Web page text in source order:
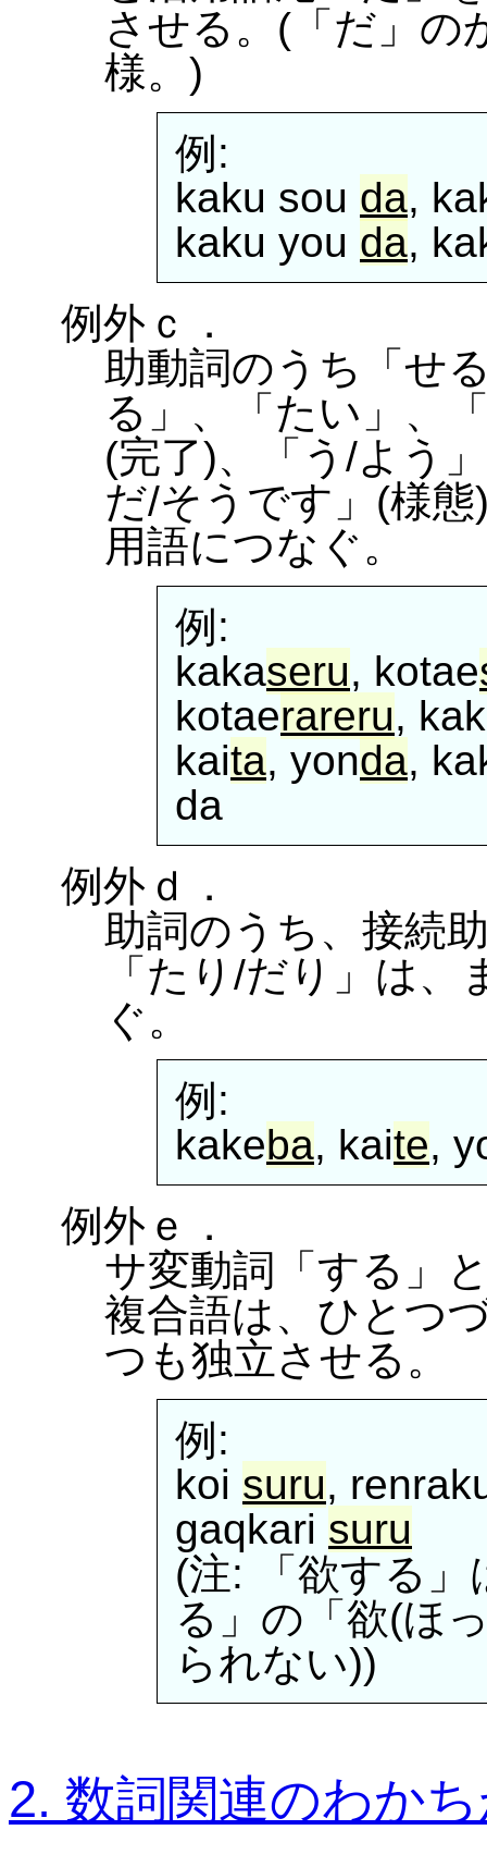
させる。(「だ」の
様。)
例:
kaku sou da,
kaku you da,
例外ｃ．
助動詞のうち「せ
る」、「たい」、
(完了)、「う/よう
だ/そうです」(様
用語につなぐ。
例:
kakaseru, kotae
kotaerareru,
kaita, yonda,
da
例外ｄ．
助詞のうち、接続
「たり/だり」は
ぐ。
例:
kakeba, kaite,
例外ｅ．
サ変動詞「する」
複合語は、ひとつ
つも独立させる。
例:
koi suru,
gaqkari suru
(注: 「欲する
る」の「欲(ほ
られない))
2. 数詞関連のわか